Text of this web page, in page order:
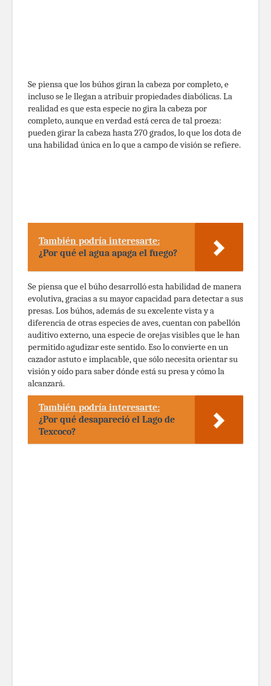
Se piensa que los búhos giran la cabeza por completo, e
incluso se le llegan a atribuir propiedades diabólicas. La
realidad es que esta especie no gira la cabeza por
completo, aunque en verdad está cerca de tal proeza:
pueden girar la cabeza hasta 270 grados, lo que los dota de
una habilidad única en lo que a campo de visión se refiere.
También podría interesarte:
¿Por qué el agua apaga el fuego?
Se piensa que el búho desarrolló esta habilidad de manera
evolutiva, gracias a su mayor capacidad para detectar a sus
presas. Los búhos, además de su excelente vista y a
diferencia de otras especies de aves, cuentan con pabellón
auditivo externo, una especie de orejas visibles que le han
permitido agudizar este sentido. Eso lo convierte en un
cazador astuto e implacable, que sólo necesita orientar su
visión y oído para saber dónde está su presa y cómo la
alcanzará.
También podría interesarte:
¿Por qué desapareció el Lago de
Texcoco?